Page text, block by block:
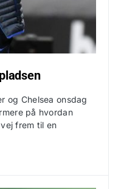
og Chelsea onsdag
på hvordan
frem til en